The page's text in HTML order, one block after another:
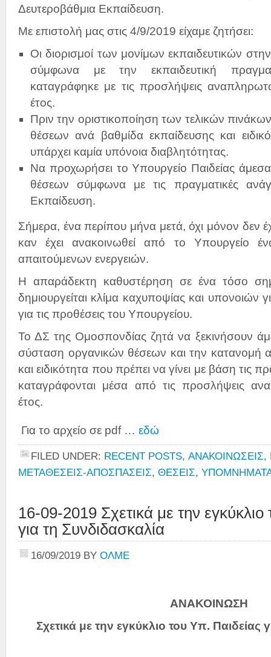
Δευτεροβάθμια Εκπαίδευση.
Με επιστολή μας στις 4/9/2019 είχαμε ζητήσει:
Οι διορισμοί των μονίμων εκπαιδευτικών
σύμφωνα με την εκπαιδευτική
καταγράφηκε με τις προσλήψεις
έτος.
Πριν την οριστικοποίηση των τελικών
θέσεων ανά βαθμίδα εκπαίδευσης και
υπάρχει καμία υπόνοια διαβλητότητας.
Να προχωρήσει το Υπουργείο Παιδείας
θέσεων σύμφωνα με τις πραγματικές
Εκπαίδευση.
Σήμερα, ένα περίπου μήνα μετά, όχι μόνον δεν
καν έχει ανακοινωθεί από το Υπουργείο
απαιτούμενων ενεργειών.
Η απαράδεκτη καθυστέρηση σε ένα τόσο
δημιουργείται κλίμα καχυποψίας και υπονοιών
για τις προθέσεις του Υπουργείου.
Το ΔΣ της Ομοσπονδίας ζητά να ξεκινήσουν
σύσταση οργανικών θέσεων και την κατανομή
και ειδικότητα που πρέπει να γίνει με βάση τις
καταγράφονται μέσα από τις προσλήψεις
έτος.
Για το αρχείο σε pdf … εδώ
FILED UNDER: RECENT POSTS, ΑΝΑΚΟΙΝΩΣΕΙΣ,
ΜΕΤΑΘΕΣΕΙΣ-ΑΠΟΣΠΑΣΕΙΣ, ΘΕΣΕΙΣ,
16-09-2019 Σχετικά με την
για τη Συνδιδασκαλία
16/09/2019 BY ΟΛΜΕ
ΑΝΑΚΟΙΝΩΣΗ
Σχετικά με την εγκύκλιο του Υπ. Παιδείας